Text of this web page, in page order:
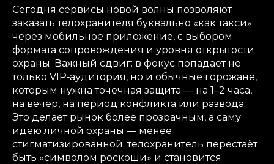
Сегодня сервисы новой волны позволяют
заказать телохранителя буквально «как такси»:
через мобильное приложение, с выбором
формата сопровождения и уровня открытости
охраны. Важный сдвиг: в фокус попадает не
только VIP‑аудитория, но и обычные горожане,
которым нужна точечная защита — на 1–2 часа,
на вечер, на период конфликта или развода.
Это делает рынок более прозрачным, а саму
идею личной охраны — менее
стигматизированной: телохранитель перестаёт
быть «символом роскоши» и становится